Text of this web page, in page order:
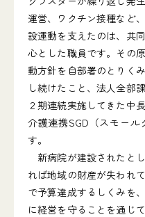
運営、ワクチン接種など
設運動を支えたのは、共
心とした職員です。その
動方針を自部署のとりく
し続けたこと、法人全部
２期連続実施してきた中
介護連携SGD（スモー
す。
新病院が建設されたと
れば地域の財産が失われ
で予算達成するしくみを
に経営を守ることを通じ